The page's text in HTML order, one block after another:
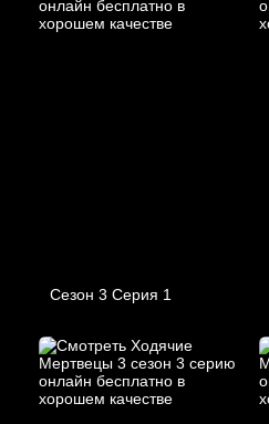
Сезон 3 Серия 1